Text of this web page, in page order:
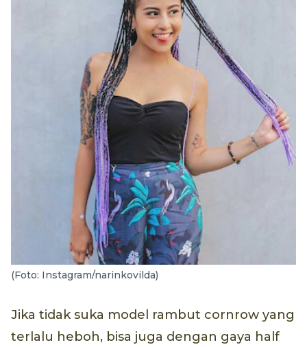
(Foto: Instagram/narinkovilda)
Jika tidak suka model rambut cornrow yang
terlalu heboh, bisa juga dengan gaya half